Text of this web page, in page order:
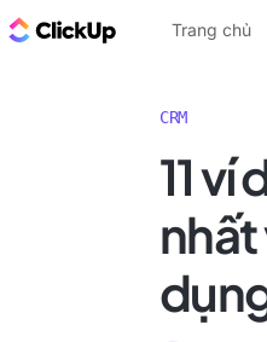
ClickUp Blog
Trang chủ
CRM
11